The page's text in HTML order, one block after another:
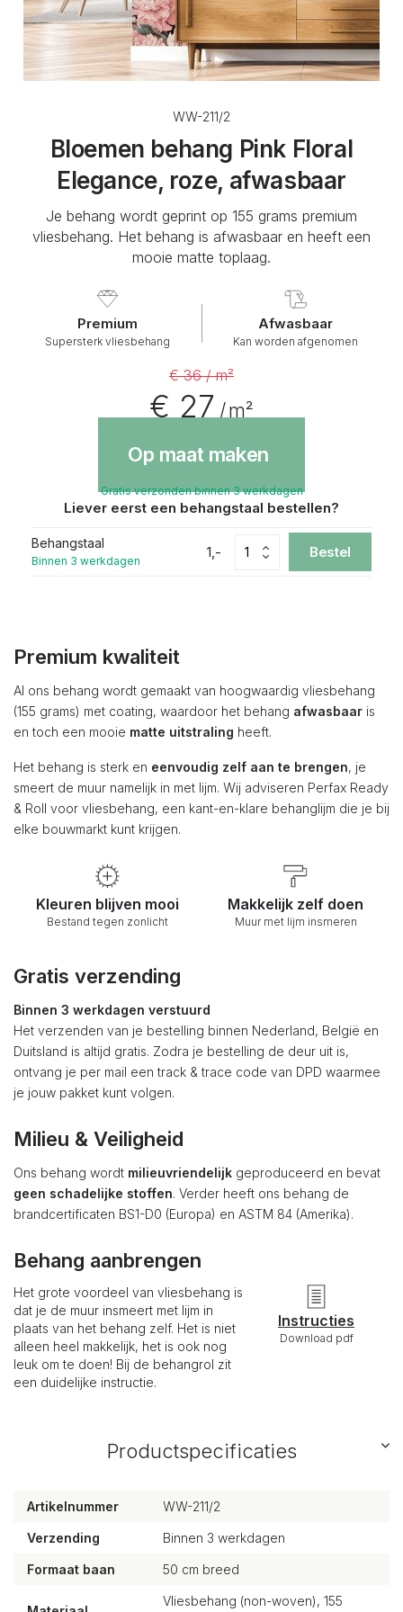
WW-211/2
Bloemen behang Pink Floral
Elegance, roze, afwasbaar
Je behang wordt geprint op 155 grams premium
vliesbehang. Het behang is afwasbaar en heeft een
mooie matte toplaag.
Premium
Supersterk vliesbehang
Afwasbaar
Kan worden afgenomen
€ 36 / m²
€ 27/ m²
Op maat maken
Gratis verzonden binnen 3 werkdagen
Liever eerst een behangstaal bestellen?
Behangstaal
Binnen 3 werkdagen
1,- Bestel
Premium kwaliteit
Al ons behang wordt gemaakt van hoogwaardig vliesbehang
(155 grams) met coating, waardoor het behang afwasbaar is
en toch een mooie matte uitstraling heeft.
Het behang is sterk en eenvoudig zelf aan te brengen, je
smeert de muur namelijk in met lijm. Wij adviseren Perfax Ready
& Roll voor vliesbehang, een kant-en-klare behanglijm die je bij
elke bouwmarkt kunt krijgen.
Kleuren blijven mooi
Bestand tegen zonlicht
Makkelijk zelf doen
Muur met lijm insmeren
Gratis verzending
Binnen 3 werkdagen verstuurd
Het verzenden van je bestelling binnen Nederland, België en
Duitsland is altijd gratis. Zodra je bestelling de deur uit is,
ontvang je per mail een track & trace code van DPD waarmee
je jouw pakket kunt volgen.
Milieu & Veiligheid
Ons behang wordt milieuvriendelijk geproduceerd en bevat
geen schadelijke stoffen. Verder heeft ons behang de
brandcertificaten BS1-D0 (Europa) en ASTM 84 (Amerika).
Behang aanbrengen
Het grote voordeel van vliesbehang is
dat je de muur insmeert met lijm in
plaats van het behang zelf. Het is niet
alleen heel makkelijk, het is ook nog
leuk om te doen! Bij de behangrol zit
een duidelijke instructie.
Instructies
Download pdf
Productspecificaties
Artikelnummer WW-211/2
Verzending Binnen 3 werkdagen
Formaat baan 50 cm breed
Vliesbehang (non-woven), 155